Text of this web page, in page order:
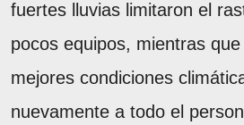
fuertes lluvias limitaron el
pocos equipos, mientras
mejores condiciones
nuevamente a todo el